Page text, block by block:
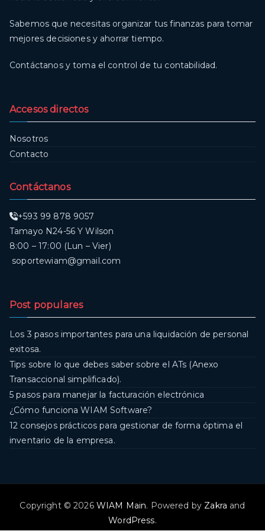
Sabemos que necesitas organizar tus finanzas para tomar
mejores decisiones y ahorrar tiempo.
Contáctanos y toma el control de tu contabilidad.
Accesos directos
Nosotros
Contacto
Contáctanos
+593 99 878 9057
Tamayo N24-56 Y Wilson
8:00 – 17:00 (Lun – Vier)
soportewiam@gmail.com
Post populares
Los 3 pasos importantes para una liquidación de personal
exitosa.
Tips sobre lo que debes saber sobre el ATs (Anexo
Transaccional simplificado).
5 pasos para manejar la facturación electrónica
¿Cómo funciona WIAM Software?
12 consejos prácticos para gestionar de forma óptima el
inventario de la empresa.
Copyright © 2026 WIAM Main. Powered by Zakra and
WordPress.